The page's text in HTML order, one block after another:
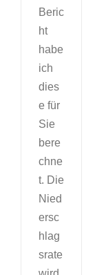
Beric
ht
habe
ich
dies
e für
Sie
bere
chne
t. Die
Nied
ersc
hlag
srate